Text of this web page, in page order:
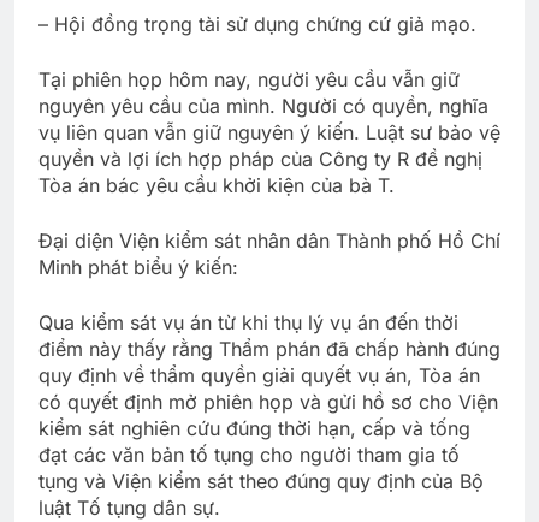
– Hội đồng trọng tài sử dụng chứng cứ giả mạo.
Tại phiên họp hôm nay, người yêu cầu vẫn giữ
nguyên yêu cầu của mình. Người có quyền, nghĩa
vụ liên quan vẫn giữ nguyên ý kiến. Luật sư bảo vệ
quyền và lợi ích hợp pháp của Công ty R đề nghị
Tòa án bác yêu cầu khởi kiện của bà T.
Đại diện Viện kiểm sát nhân dân Thành phố Hồ Chí
Minh phát biểu ý kiến:
Qua kiểm sát vụ án từ khi thụ lý vụ án đến thời
điểm này thấy rằng Thẩm phán đã chấp hành đúng
quy định về thẩm quyền giải quyết vụ án, Tòa án
có quyết định mở phiên họp và gửi hồ sơ cho Viện
kiểm sát nghiên cứu đúng thời hạn, cấp và tống
đạt các văn bản tố tụng cho người tham gia tố
tụng và Viện kiểm sát theo đúng quy định của Bộ
luật Tố tụng dân sự.